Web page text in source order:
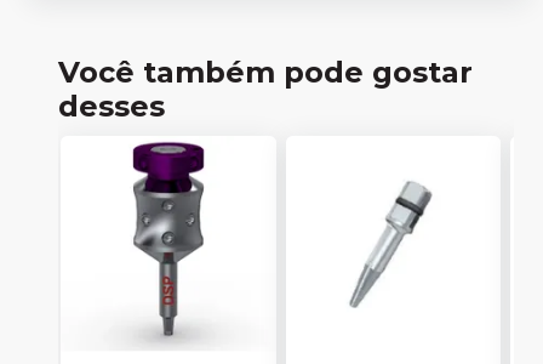
Você também pode gostar
desses